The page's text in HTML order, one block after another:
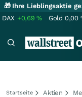
🎁 Ihre Lieblingsaktie
DAX +0,69% Gold 0,00
Startseite Aktien